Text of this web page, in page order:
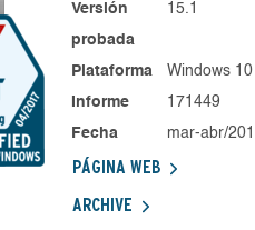
Versión
probada
15.1
Plataforma
Windows
Informe
171449
Fecha
mar-abr/
PÁGINA WEB
ARCHIVE